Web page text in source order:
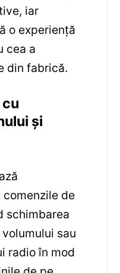
iar
o experiență
cea a
din fabrică.
și
de
schimbarea
sau
radio în mod